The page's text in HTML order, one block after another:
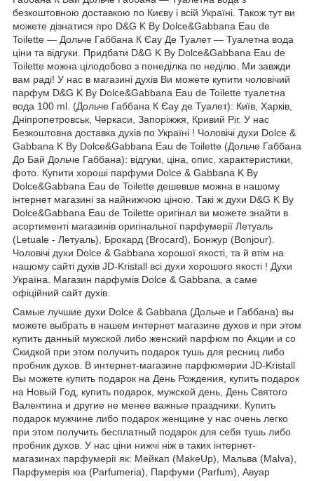
безкоштовною доставкою по Києву і всій Україні. Також тут ви
можете дізнатися про D&G K By Dolce&Gabbana Eau de
Toilette ― Дольче Габбана К Єау Де Туалет ― Туалетна вода
ціни та відгуки. Придбати D&G K By Dolce&Gabbana Eau de
Toilette можна цілодобово з понеділка по неділю. Ми завжди
вам раді! У нас в магазині духів Ви можете купити чоловічий
парфум D&G K By Dolce&Gabbana Eau de Toilette туалетна
вода 100 ml. (Дольче Габбана К Єау де Туалет): Київ, Харків,
Дніпропетровськ, Черкаси, Запоріжжя, Кривий Ріг. У нас
Безкоштовна доставка духів по Україні ! Чоловічі духи Dolce &
Gabbana K By Dolce&Gabbana Eau de Toilette (Дольче Габбана
До Бай Дольче Габбана): відгуки, ціна, опис, характеристики,
фото. Купити хороші парфуми Dolce & Gabbana K By
Dolce&Gabbana Eau de Toilette дешевше можна в нашому
інтернет магазині за найнижчою ціною. Такі ж духи D&G K By
Dolce&Gabbana Eau de Toilette оригінал ви можете знайти в
асортименті магазинів оригінальної парфумерії Летуаль
(Letuale - Летуаль), Брокард (Brocard), Бонжур (Bonjour).
Чоловічі духи Dolce & Gabbana хорошої якості, та й втім на
нашому сайті духів JD-Kristall всі духи хорошого якості ! Духи
Україна. Магазин парфумів Dolce & Gabbana, а саме
офіційний сайт духів.
Самые лучшие духи Dolce & Gabbana (Дольче и Габбана) вы
можете выбрать в нашем интернет магазине духов и при этом
купить данный мужской либо женский парфюм по Акции и со
Скидкой при этом получить подарок тушь для ресниц либо
пробник духов. В интернет-магазине парфюмерии JD-Kristall
Вы можете купить подарок на День Рождения, купить подарок
на Новый Год, купить подарок, мужской день, День Святого
Валентина и другие не менее важные праздники. Купить
подарок мужчине либо подарок женщине у нас очень легко
при этом получить бесплатный подарок для себя тушь либо
пробник духов. У нас ціни нижчі ніж в таких інтернет-
магазинах парфумерії як: Мейкап (MakeUp), Мальва (Malva),
Парфумерія юа (Parfumeria), Парфуми (Parfum), Авуар